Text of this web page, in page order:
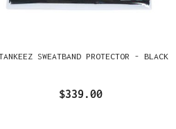
SWEATBAND PROTECTOR - BLACK
$339.00